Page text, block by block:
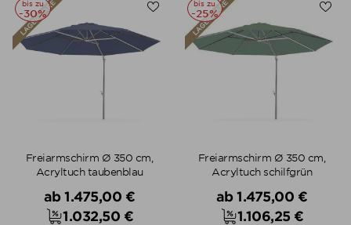
bis zu
-30%
Freiarmschirm Ø 350 cm,
Acryltuch taubenblau
Verkaufspreis
ab 1.475,00 €
1.032,50 €
bis zu
-25%
Freiarmschirm Ø 350 cm,
Acryltuch schilfgrün
Verkaufspreis
ab 1.475,00 €
1.106,25 €